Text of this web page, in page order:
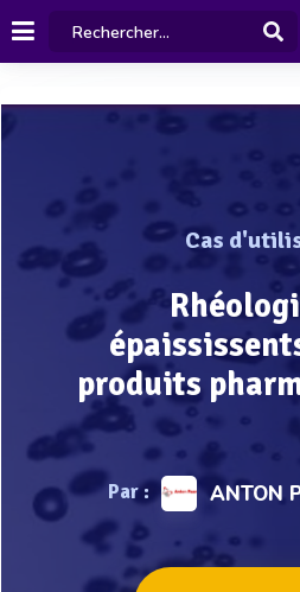
Cas
produits
Par : ANTON